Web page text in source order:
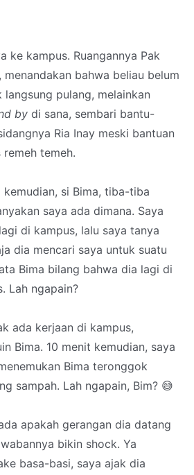
ke kampus. Ruangannya Pak
menandakan bahwa beliau belum
pulang, melainkan
by di sana, sembari bantu-
Ria Inay meski bantuan
temeh.
si Bima, tiba-tiba
saya ada dimana. Saya
di kampus, lalu saya tanya
dia mencari saya untuk suatu
Bima bilang bahwa dia lagi di
Lah ngapain?
ada kerjaan di kampus,
Bima. 10 menit kemudian, saya
Bima teronggok
sampah. Lah ngapain, Bim? 😅
apakah gerangan dia datang
bikin shock. Ya
basa-basi, saya ajak dia